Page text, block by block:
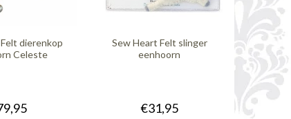
dierenkop
Celeste
Sew Heart Felt slinger
eenhoorn
€31,95
Wild